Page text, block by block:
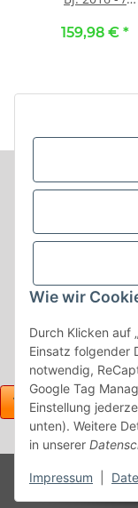
Wie wir
Durch Klicken auf
Einsatz folgender
notwendig,
Google Tag
Einstellung
unten). Weitere
in unserer
Impressum
Rücksitzbezug 2.
schwarz / Stoff
159,98 € *
Informationen
Produkt
Shop Informationen
Gesetzliche
* Alle Preise inkl.